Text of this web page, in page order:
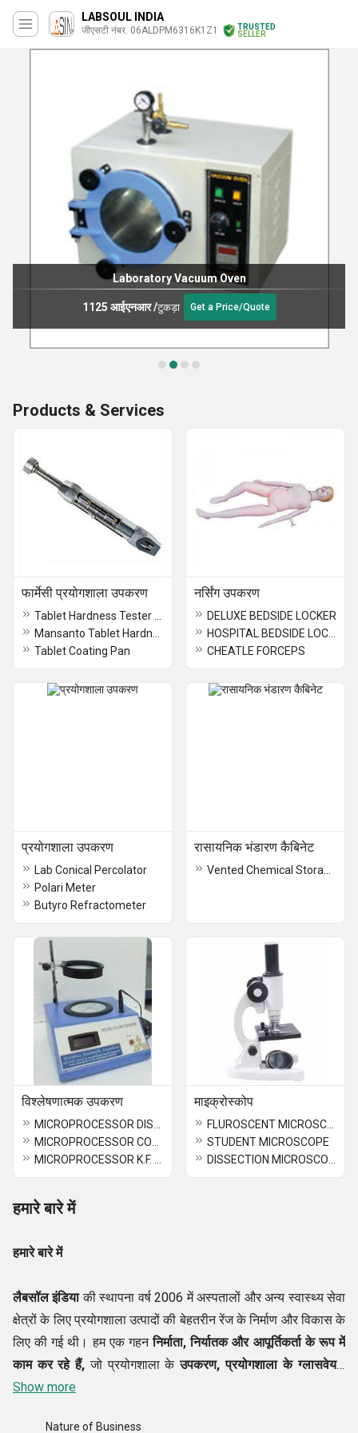
LABSOUL INDIA
जीएसटी नंबर. 06ALDPM6316K1Z1
TRUSTED
SELLER
Laboratory Vacuum Oven
1125 आईएनआर/टुकड़ा Get a Price/Quote
Products & Services
फार्मेसी प्रयोगशाला उपकरण
Tablet Coating Pan
नर्सिंग उपकरण
DELUXE BEDSIDE LOCKER
CHEATLE FORCEPS
प्रयोगशाला उपकरण
Lab Conical Percolator
Polari Meter
Butyro Refractometer
रासायनिक भंडारण कैबिनेट
विश्लेषणात्मक उपकरण माइक्रोस्कोप
STUDENT MICROSCOPE
हमारे बारे में
हमारे बारे में
लैबसॉल इंडियाकी स्थापना वर्ष 2006 में अस्पतालों और अन्य स्वास्थ्य सेवा
क्षेत्रों के लिए प्रयोगशाला उत्पादों की बेहतरीन रेंज के निर्माण और विकास के
लिए की गई थी। हम एक गहननिर्माता, निर्यातक और आपूर्तिकर्ता के रूप में
काम कर रहे हैं, जो प्रयोगशाला केउपकरण, प्रयोगशाला के ग्लासवेयर,
टैबलेट बनाने की मशीन, हीटिंग मेंटल, बोतल भरने की मशीन
Show more
Nature of Business